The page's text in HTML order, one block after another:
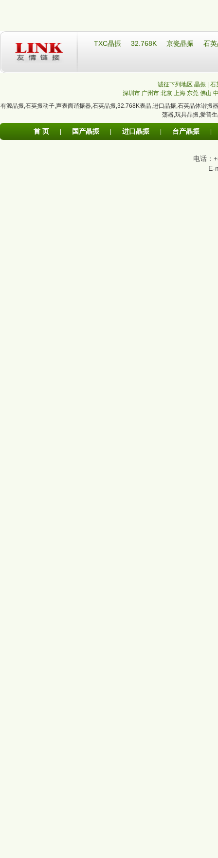
TXC晶振 32.768K 京瓷晶振 石
诚征下列地区 晶振 |
深圳市 广州市 北京 上海 东莞 佛山
有源晶振,石英振动子,声表面谐振器,石英晶振,32.768K表晶,进口晶振,石英晶体谐振器
荡器,玩具晶振,爱普
首 页 国产晶振 进口晶振 台产晶振
电话：
E-